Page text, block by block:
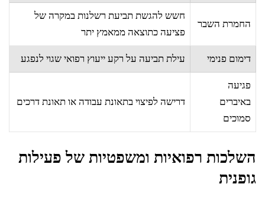
החמרת השבר
חשש להגשת תביעת רשלנות במקרה של
פציעה כתוצאה ממאמץ יתר
דימום פנימי עילת תביעה על רקע ייעוץ רפואי שגוי לנפגע
פגיעה
באיברים
סמוכים
דרישה לפיצוי בתאונת עבודה או תאונת דרכים
השלכות רפואיות ומשפטיות של פעילות
גופנית